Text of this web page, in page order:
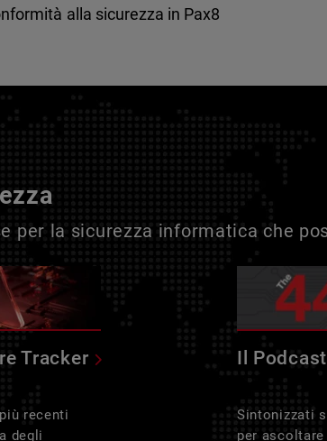
alla sicurezza in Pax8
per la sicurezza informatica che
Tracker
recenti
degli
Il
Sintonizzati
per